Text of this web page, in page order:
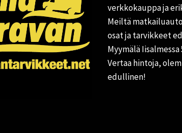
verkkokauppa ja
Meiltä
osat ja tarvikkeet
Myymälä
Vertaa hintoja,
edullinen!